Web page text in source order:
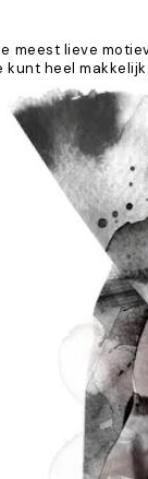
lieve
heel